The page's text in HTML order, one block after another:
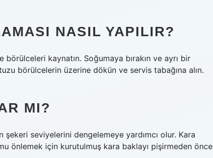
NASIL YAPILIR?
kaynatın. Soğumaya bırakın ve ayrı bir
börülcelerin üzerine dökün ve servis tabağına alın.
MI?
seviyelerini dengelemeye yardımcı olur. Kara
önlemek için kurutulmuş kara baklayı pişirmeden önce